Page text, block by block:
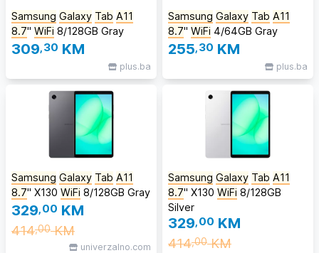
Samsung Galaxy Tab A11
8.7'' WiFi 8/128GB Gray
309,30 KM
plus.ba
Samsung Galaxy Tab A11
8.7'' WiFi 4/64GB Gray
255,30 KM
plus.ba
Samsung Galaxy Tab A11
8.7'' X130 WiFi 8/128GB Gray
329,00 KM
414,00KM
univerzalno.com
Samsung Galaxy Tab A11
8.7'' X130 WiFi 8/128GB
Silver
329,00 KM
414,00KM